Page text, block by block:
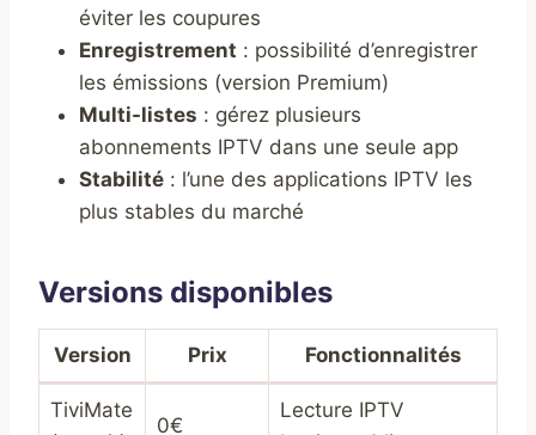
éviter les coupures
Enregistrement : possibilité d’enregistrer
les émissions (version Premium)
Multi-listes : gérez plusieurs
abonnements IPTV dans une seule app
Stabilité : l’une des applications IPTV les
plus stables du marché
Versions disponibles
Version Prix Fonctionnalités
TiviMate
0€
Lecture IPTV